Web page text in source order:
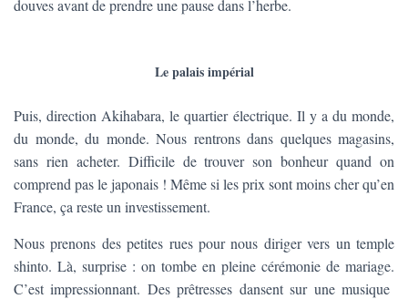
douves avant de prendre une pause dans l’herbe.
Le palais impérial
Puis, direction Akihabara, le quartier électrique. Il y a du monde,
du monde, du monde. Nous rentrons dans quelques magasins,
sans rien acheter. Difficile de trouver son bonheur quand on
comprend pas le japonais ! Même si les prix sont moins cher qu’en
France, ça reste un investissement.
Nous prenons des petites rues pour nous diriger vers un temple
shinto. Là, surprise : on tombe en pleine cérémonie de mariage.
C’est impressionnant. Des prêtresses dansent sur une musique